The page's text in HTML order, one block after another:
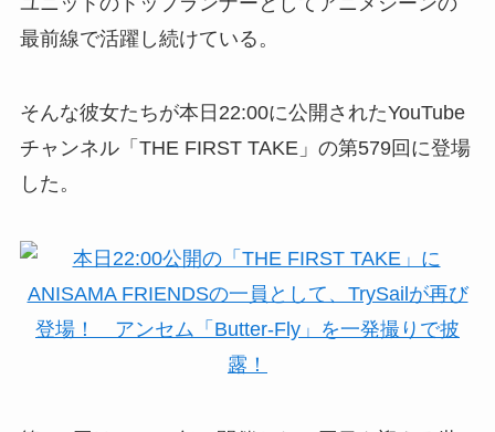
最前線で活躍し続けている。
そんな彼女たちが本日22:00に公開されたYouTube
チャンネル「THE FIRST TAKE」の第579回に登場
した。